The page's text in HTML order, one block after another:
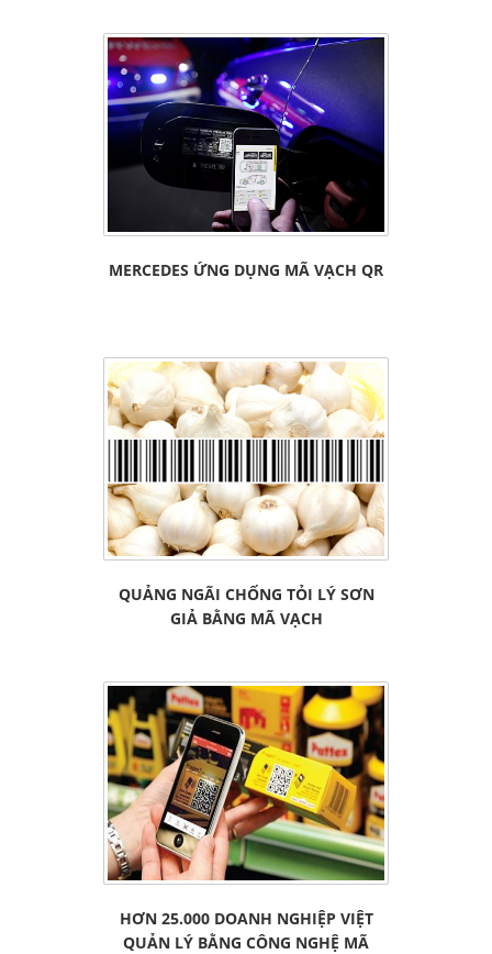
MERCEDES ỨNG DỤNG MÃ VẠCH QR
QUẢNG NGÃI CHỐNG TỎI LÝ SƠN
GIẢ BẰNG MÃ VẠCH
HƠN 25.000 DOANH NGHIỆP VIỆT
QUẢN LÝ BẰNG CÔNG NGHỆ MÃ